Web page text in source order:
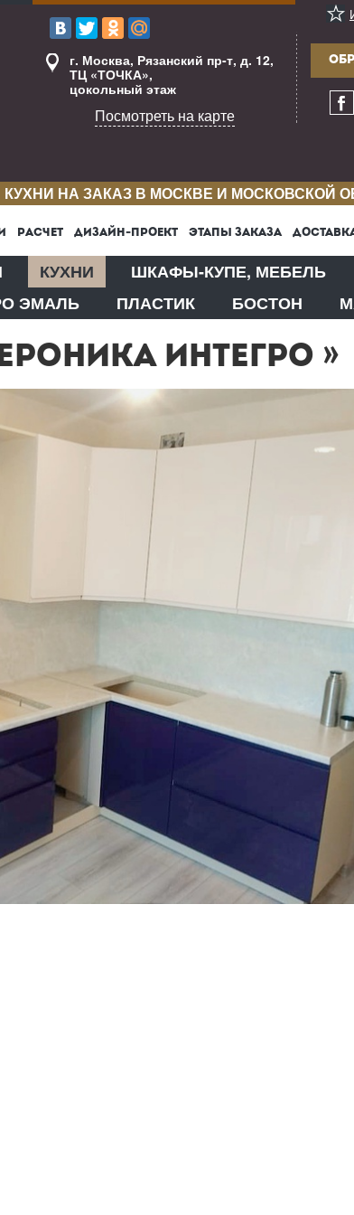
г. Москва, Рязанский пр-т, д. 12,
ТЦ «ТОЧКА»,
цокольный этаж
Посмотреть на карте
КУХНИ НА ЗАКАЗ В МОСКВЕ И МОСКОВСКОЙ
РАСЧЕТ ДИЗАЙН-ПРОЕКТ ЭТАПЫ ЗАКАЗА
КУХНИ ШКАФЫ-КУПЕ, МЕБЕЛЬ
ЭМАЛЬ ПЛАСТИК БОСТОН
ИНТЕГРО »